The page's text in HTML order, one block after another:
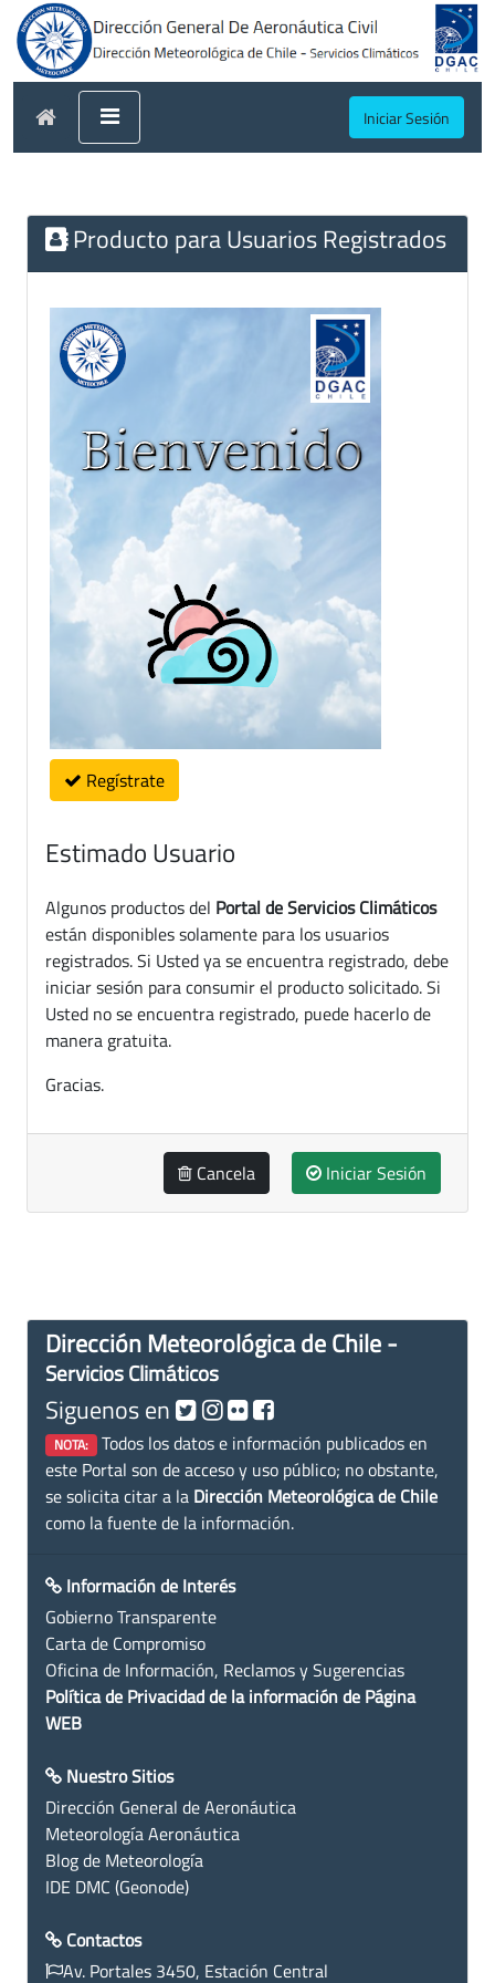
Iniciar Sesión
Producto para Usuarios Registrados
Regístrate
Estimado Usuario
Algunos productos del Portal de Servicios Climáticos
están disponibles solamente para los usuarios
registrados. Si Usted ya se encuentra registrado, debe
iniciar sesión para consumir el producto solicitado. Si
Usted no se encuentra registrado, puede hacerlo de
manera gratuita.
Gracias.
Cancela Iniciar Sesión
Dirección Meteorológica de Chile -
Servicios Climáticos
Siguenos en
NOTA: Todos los datos e información publicados en
este Portal son de acceso y uso público; no obstante,
se solicita citar a la Dirección Meteorológica de Chile
como la fuente de la información.
Información de Interés
Gobierno Transparente
Carta de Compromiso
Oficina de Información, Reclamos y Sugerencias
Política de Privacidad de la información de Página
WEB
Nuestro Sitios
Dirección General de Aeronáutica
Meteorología Aeronáutica
Blog de Meteorología
IDE DMC (Geonode)
Contactos
Av. Portales 3450, Estación Central